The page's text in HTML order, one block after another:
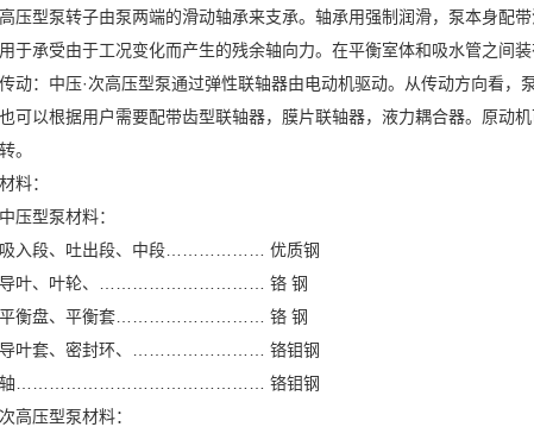
高压型泵转子由泵两端的滑动轴承来支承。轴承用强制润滑，泵本身配
于承受由于工况变化而产生的残余轴向力。在平衡室体和吸水管之间装
传动：中压·次高压型泵通过弹性联轴器由电动机驱动。从传动方向看
可以根据用户需要配带齿型联轴器，膜片联轴器，液力耦合器。原动
。
材料：
中压型泵材料：
吸入段、吐出段、中段……………… 优质钢
导叶、叶轮、………………………… 铬 钢
平衡盘、平衡套……………………… 铬 钢
导叶套、密封环、…………………… 铬钼钢
轴……………………………………… 铬钼钢
次高压型泵材料：